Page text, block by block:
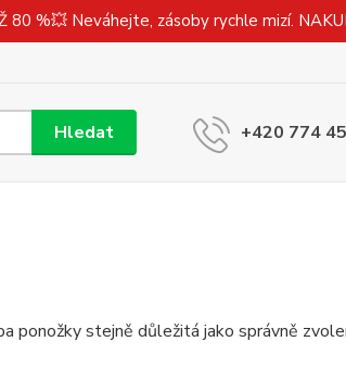
%💥 Neváhejte, zásoby rychle mizí.
Hledat +420 774
ponožky stejně důležitá jako správně